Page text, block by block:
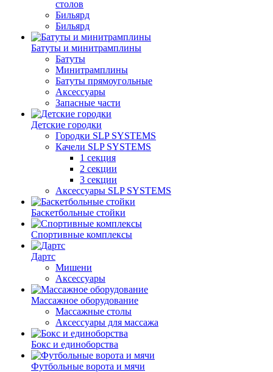
столов
Бильяpд
Бильяpд
Батуты и минитрамплины
Батуты
Минитрамплины
Батуты прямоугольные
Аксессуары
Запасные части
Детские городки
Городки SLP SYSTEMS
Качели SLP SYSTEMS
1 секция
2 секции
3 секции
Аксессуары SLP SYSTEMS
Баскетбольные стойки
Спортивные комплексы
Дартс
Мишени
Аксессуары
Массажное оборудование
Массажные столы
Аксессуары для массажа
Бокс и единоборства
Футбольные ворота и мячи